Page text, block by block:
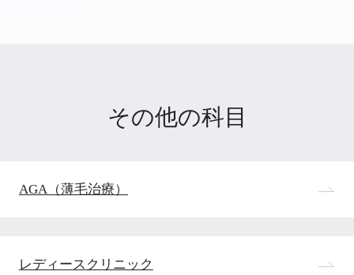
その他の科目
AGA（薄毛治療）
レディースクリニック